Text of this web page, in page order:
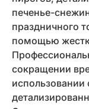
печенье-
праздничного
помощью
сокращении
использовании